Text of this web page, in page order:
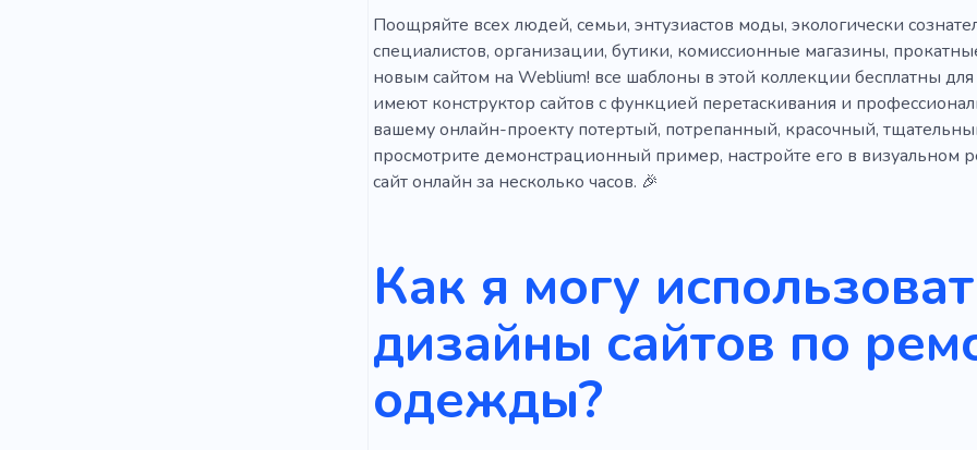
Изменения
Мастерская по ремонту одежды
Поощряйте всех людей, семьи, энтузиастов моды, экологически
специалистов, организации, бутики, комиссионные магазины,
новым сайтом на Weblium! все шаблоны в этой коллекции бесплатны
имеют конструктор сайтов с функцией перетаскивания и
вашему онлайн-проекту потертый, потрепанный, красочный,
просмотрите демонстрационный пример, настройте его в визуальном
сайт онлайн за несколько часов. 🎉
Как я могу
дизайны сайтов по
одежды?